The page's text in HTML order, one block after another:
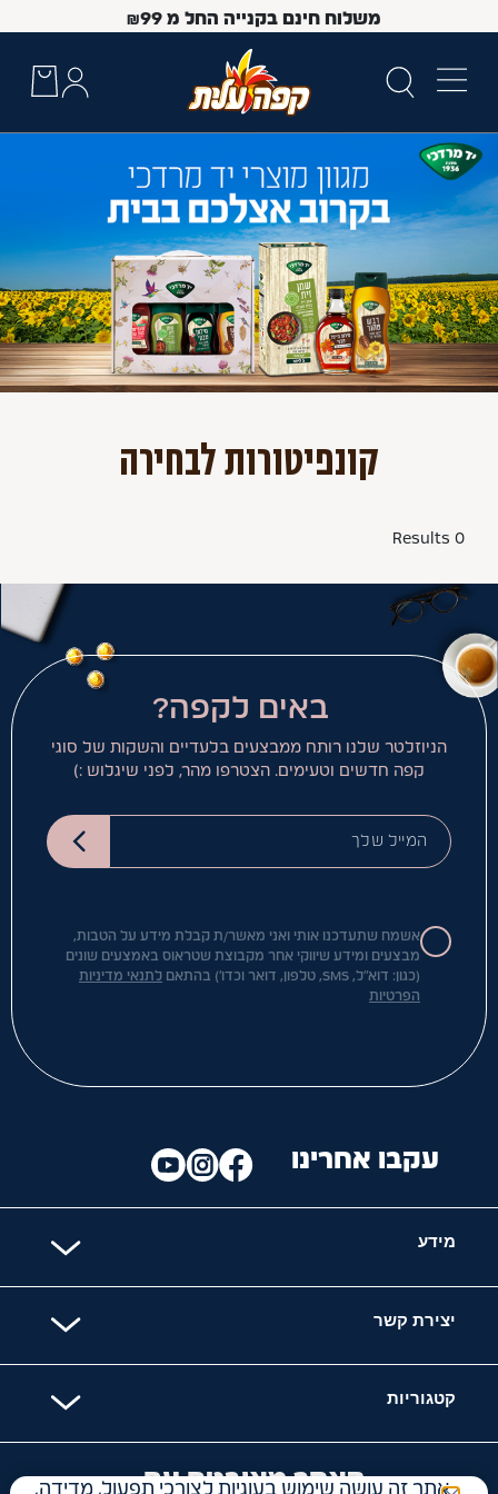
משלוח חינם בקנייה החל מ ₪99
קונפיטורות לבחירה
0 Results
באים לקפה?
הניוזלטר שלנו רותח ממבצעים בלעדיים והשקות של סוגי
קפה חדשים וטעימים. הצטרפו מהר, לפני שיגלוש :)
המייל שלך
אשמח שתעדכנו אותי ואני מאשר/ת קבלת מידע על הטבות,
מבצעים ומידע שיווקי אחר מקבוצת שטראוס באמצעים שונים
(כגון: דוא"ל, SMS, טלפון, דואר וכדו') בהתאם
לתנאי מדיניות
הפרטיות
מידע
יצירת קשר
קטגוריות
עקבו אחרינו
האתר מאובטח עם
אתר זה עושה שימוש בעוגיות לצורכי תפעול, מדידה,